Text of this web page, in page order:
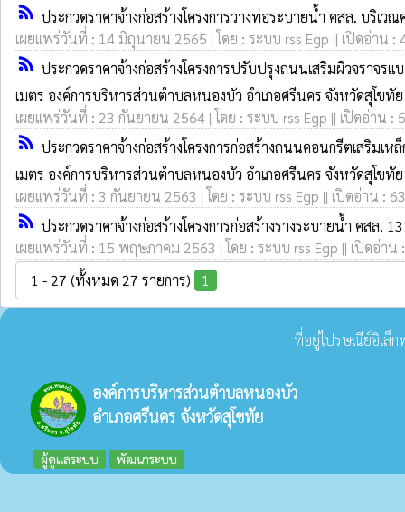
rss_feed ประกวดราคาจ้างก่อสร้างโครงการวางท่อระบายน้ำ คสล. บริ
เผยแพร่วันที่ : 14 มิถุนายน 2565 | โดย : ระบบ rss Egp || เปิดอ่าน :
rss_feed ประกวดราคาจ้างก่อสร้างโครงการปรับปรุงถนนเสริมผิวจรา
เมตร องค์การบริหารส่วนตำบลหนองบัว อำเภอศรีนคร จังหวัดสุโข
เผยแพร่วันที่ : 23 กันยายน 2564 | โดย : ระบบ rss Egp || เปิดอ่าน :
rss_feed ประกวดราคาจ้างก่อสร้างโครงการก่อสร้างถนนคอนกรีตเสริม
เมตร องค์การบริหารส่วนตำบลหนองบัว อำเภอศรีนคร จังหวัดสุโข
เผยแพร่วันที่ : 3 กันยายน 2563 | โดย : ระบบ rss Egp || เปิดอ่าน :
rss_feed ประกวดราคาจ้างก่อสร้างโครงการก่อสร้างรางระบายน้ำ คส
เผยแพร่วันที่ : 15 พฤษภาคม 2563 | โดย : ระบบ rss Egp || เปิดอ่าน
1 - 27 (ทั้งหมด 27 รายการ)
1
ที่อยู่ไปรษณีย์อิเล็ก
องค์การบริหารส่วนตำบลหนองบัว
อำเภอศรีนคร จังหวัดสุโขทัย
ผู้ดูแลระบบ พัฒนาระบบ